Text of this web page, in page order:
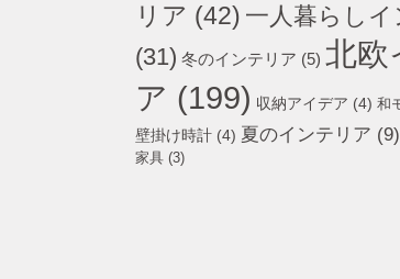
リア (42) 一人暮らし
(31) 冬のインテリア (5) 北欧
ア (199) 収納アイデア (4) 和
壁掛け時計(4) 夏のインテリア (9)
家具(3)